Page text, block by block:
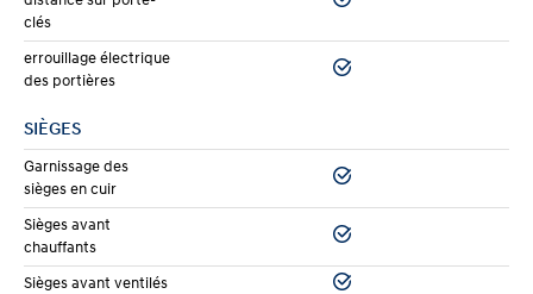
clés
errouillage électrique
des portières
SIÈGES
Garnissage des
sièges en cuir
Sièges avant
chauffants
Sièges avant ventilés